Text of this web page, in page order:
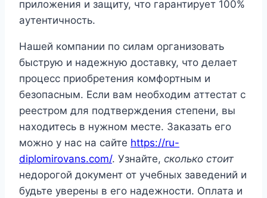
приложения и защиту, что гарантирует 100%
аутентичность.
Нашей компании по силам организовать
быструю и надежную доставку, что делает
процесс приобретения комфортным и
безопасным. Если вам необходим аттестат с
реестром для подтверждения степени, вы
находитесь в нужном месте. Заказать его
можно у нас на сайте https://ru-
diplomirovans.com/. Узнайте, сколько стоит
недорогой документ от учебных заведений и
будьте уверены в его надежности. Оплата и